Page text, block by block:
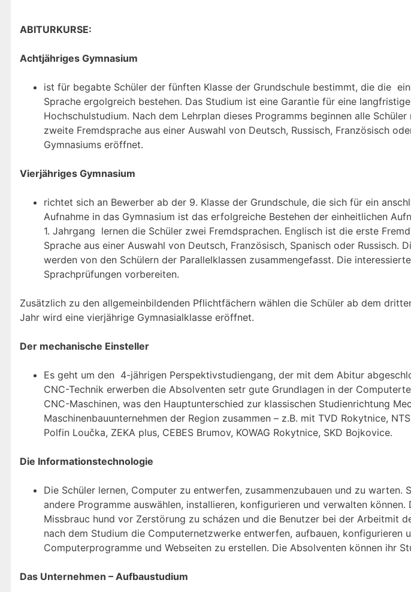
ABITURKURSE:
Achtjähriges Gymnasium
ist für begabte Schüler der fünften Klasse der Grundschule bestimmt, die die
Sprache ergolgreich bestehen. Das Studium ist eine Garantie für eine
Hochschulstudium. Nach dem Lehrplan dieses Programms beginnen alle
zweite Fremdsprache aus einer Auswahl von Deutsch, Russisch, Französisch
Gymnasiums eröffnet.
Vierjähriges Gymnasium
richtet sich an Bewerber ab der 9. Klasse der Grundschule, die sich für ein
Aufnahme in das Gymnasium ist das erfolgreiche Bestehen der einheitlichen
1. Jahrgang lernen die Schüler zwei Fremdsprachen. Englisch ist die erste
Sprache aus einer Auswahl von Deutsch, Französisch, Spanisch oder
werden von den Schülern der Parallelklassen zusammengefasst. Die
Sprachprüfungen vorbereiten.
Zusätzlich zu den allgemeinbildenden Pflichtfächern wählen die Schüler ab dem
Jahr wird eine vierjährige Gymnasialklasse eröffnet.
Der mechanische Einsteller
Es geht um den 4-jährigen Perspektivstudiengang, der mit dem Abitur
CNC-Technik erwerben die Absolventen setr gute Grundlagen in der
CNC-Maschinen, was den Hauptunterschied zur klassischen Studienrichtung
Maschinenbauunternehmen der Region zusammen – z.B. mit TVD Rokytnice,
Polfin Loučka, ZEKA plus, CEBES Brumov, KOWAG Rokytnice, SKD Bojkovice.
Die Informationstechnologie
Die Schüler lernen, Computer zu entwerfen, zusammenzubauen und zu warten.
andere Programme auswählen, installieren, konfigurieren und verwalten
Missbrauc hund vor Zerstörung zu scházen und die Benutzer bei der Arbeitmit
nach dem Studium die Computernetzwerke entwerfen, aufbauen, konfigurieren
Computerprogramme und Webseiten zu erstellen. Die Absolventen können ihr
Das Unternehmen – Aufbaustudium